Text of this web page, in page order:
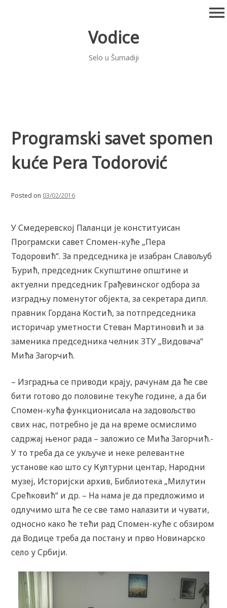
Vodice
Selo u Šumadiji
menu
Programski savet spomen
kuće Pera Todorović
Posted on 03/02/2016
У Смедеревској Паланци је конституисан
Програмски савет Спомен-куће „Пера
Тодоровић“. За председника је изабран Славољуб
Ђурић, председник Скупштине општине и
актуелни председник Грађевинског одбора за
изградњу поменутог објекта, за секретара дипл.
правник Гордана Костић, за потпредседника
историчар уметности Стеван Мартиновић и за
заменика председника челник ЗТУ „Видовача“
Мића Загорчић.
– Изградња се приводи крају, рачунам да ће све
бити готово до половине текуће године, а да би
Спомен-кућа функционисала на задовољство
свих нас, потребно је да на време осмислимо
садржај њеног рада – заложио се Мића Загорчић.-
У то треба да се укључе и неке релевантне
установе као што су Културни центар, Народни
музеј, Историјски архив, Библиотека „Милутин
Срећковић“ и др. – На нама је да предложимо и
одлучимо шта ће се све тамо налазити и чувати,
односно како ће тећи рад Спомен-куће с обзиром
да Водице треба да постану и прво Новинарско
село у Србији.